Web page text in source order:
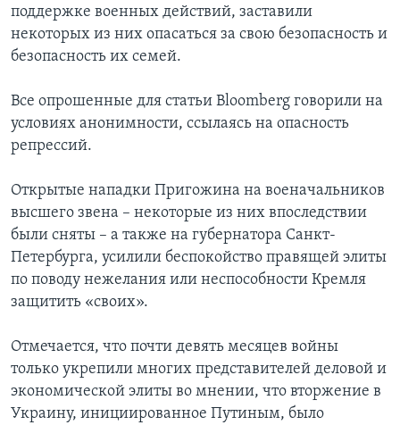
поддержке военных действий, заставили
некоторых из них опасаться за свою безопасность и
безопасность их семей.
Все опрошенные для статьи Bloomberg говорили на
условиях анонимности, ссылаясь на опасность
репрессий.
Открытые нападки Пригожина на военачальников
высшего звена – некоторые из них впоследствии
были сняты – а также на губернатора Санкт-
Петербурга, усилили беспокойство правящей элиты
по поводу нежелания или неспособности Кремля
защитить «своих».
Отмечается, что почти девять месяцев войны
только укрепили многих представителей деловой и
экономической элиты во мнении, что вторжение в
Украину, инициированное Путиным, было